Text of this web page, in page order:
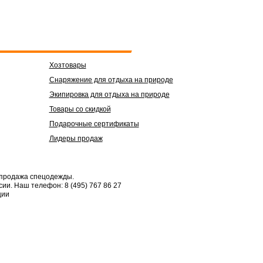
Хозтовары
Снаряжение для отдыха на природе
Экипировка для отдыха на природе
Товары со скидкой
Подарочные сертификаты
Лидеры продаж
спецодежды.
Наш телефон: 8 (495) 767 86 27